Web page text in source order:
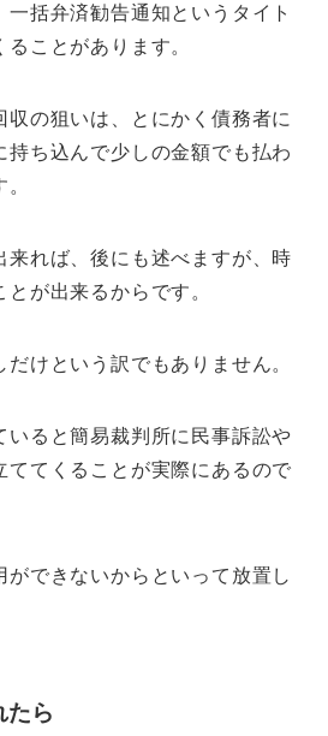
括弁済勧告通知というタイト
ことがあります。
収の狙いは、とにかく債務者に
持ち込んで少しの金額でも払わ
来れば、後にも述べますが、時
が出来るからです。
けという訳でもありません。
いると簡易裁判所に民事訴訟や
ててくることが実際にあるので
ができないからといって放置し
たら